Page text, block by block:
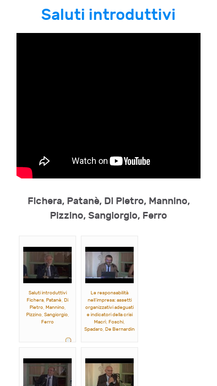
Saluti introduttivi
Fichera, Patanè, Di Pietro, Mannino,
Pizzino, Sangiorgio, Ferro
Saluti introduttivi
Fichera, Patanè, Di
Pietro, Mannino,
Pizzino, Sangiorgio,
Ferro
Le responsabilità
nell’impresa: assetti
organizzativi adeguati
e indicatori della crisi
Macrì, Foschi,
Spadaro, De Bernardin